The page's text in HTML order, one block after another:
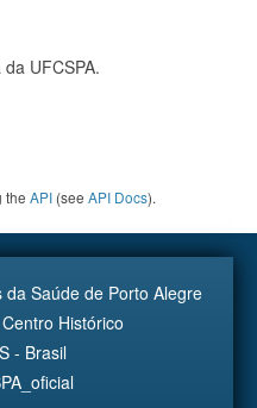
UFCSPA.
the API (see API Docs).
Saúde de Porto Alegre
Histórico
- Brasil